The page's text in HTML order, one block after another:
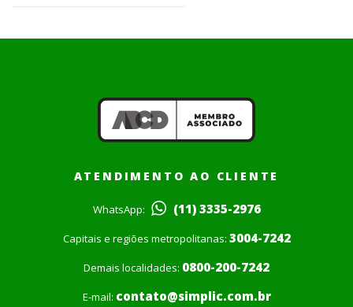
ATENDIMENTO AO CLIENTE
WhatsApp: (11) 3335-2976
Capitais e regiões metropolitanas: 3004-7242
Demais localidades: 0800-200-7242
E-mail: contato@simplic.com.br